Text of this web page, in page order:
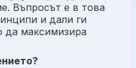
Въпросът е в това
и дали ги
да максимизира